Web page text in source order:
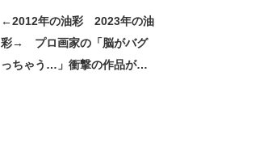
←2012年の油彩 2023年の油
彩→ プロ画家の「脳がバグ
っちゃう…」衝撃の作品が